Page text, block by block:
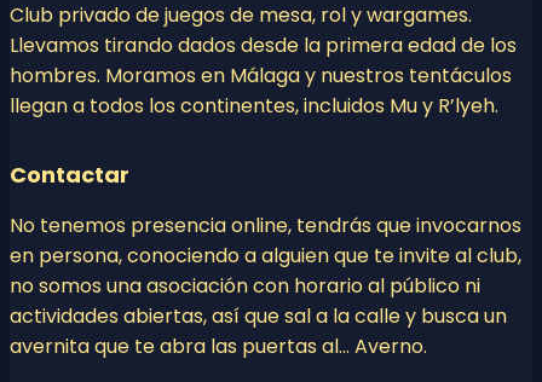
Club privado de juegos de mesa, rol y wargames.
Llevamos tirando dados desde la primera edad de los
hombres. Moramos en Málaga y nuestros tentáculos
llegan a todos los continentes, incluidos Mu y R’lyeh.
Contactar
No tenemos presencia online, tendrás que invocarnos
en persona, conociendo a alguien que te invite al club,
no somos una asociación con horario al público ni
actividades abiertas, así que sal a la calle y busca un
avernita que te abra las puertas al… Averno.